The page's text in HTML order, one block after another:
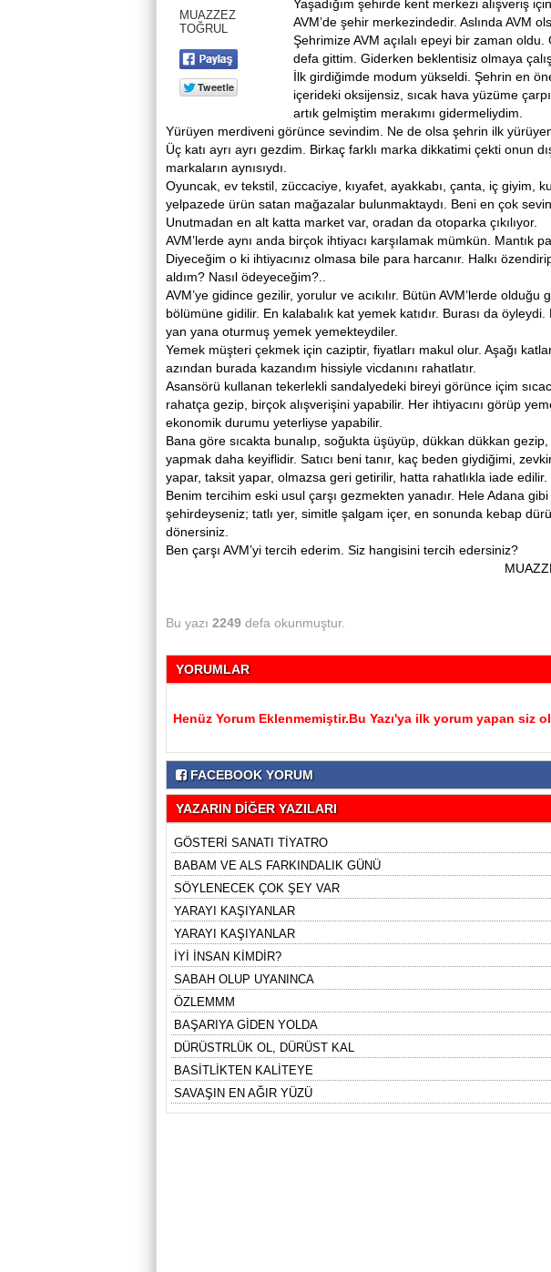
MUAZZEZ
TOĞRUL
Yaşadığım şehirde kent merkezi alışveriş
AVM’de şehir merkezindedir. Aslında AVM
Şehrimize AVM açılalı epeyi bir zaman oldu.
defa gittim. Giderken beklentisiz olmaya
İlk girdiğimde modum yükseldi. Şehrin en
içerideki oksijensiz, sıcak hava yüzüme
artık gelmiştim merakımı gidermeliydim.
Yürüyen merdiveni görünce sevindim. Ne de olsa şehrin ilk
Üç katı ayrı ayrı gezdim. Birkaç farklı marka dikkatimi çekti onun
markaların aynısıydı.
Oyuncak, ev tekstil, züccaciye, kıyafet, ayakkabı, çanta, iç giyim,
yelpazede ürün satan mağazalar bulunmaktaydı. Beni en çok
Unutmadan en alt katta market var, oradan da otoparka çıkılıyor.
AVM’lerde aynı anda birçok ihtiyacı karşılamak mümkün. Mantık
Diyeceğim o ki ihtiyacınız olmasa bile para harcanır. Halkı
aldım? Nasıl ödeyeceğim?..
AVM’ye gidince gezilir, yorulur ve acıkılır. Bütün AVM’lerde
bölümüne gidilir. En kalabalık kat yemek katıdır. Burası da
yan yana oturmuş yemek yemekteydiler.
Yemek müşteri çekmek için caziptir, fiyatları makul olur. Aşağı
azından burada kazandım hissiyle vicdanını rahatlatır.
Asansörü kullanan tekerlekli sandalyedeki bireyi görünce içim
rahatça gezip, birçok alışverişini yapabilir. Her ihtiyacını görüp
ekonomik durumu yeterliyse yapabilir.
Bana göre sıcakta bunalıp, soğukta üşüyüp, dükkan dükkan
yapmak daha keyiflidir. Satıcı beni tanır, kaç beden giydiğimi,
yapar, taksit yapar, olmazsa geri getirilir, hatta rahatlıkla iade edilir.
Benim tercihim eski usul çarşı gezmekten yanadır. Hele Adana
şehirdeyseniz; tatlı yer, simitle şalgam içer, en sonunda kebap
dönersiniz.
Ben çarşı AVM’yi tercih ederim. Siz hangisini tercih edersiniz?
MUAZZEZ
Bu yazı 2249 defa okunmuştur.
YORUMLAR
Henüz Yorum Eklenmemiştir.Bu Yazı'ya ilk yorum yapan siz
FACEBOOK YORUM
YAZARIN DİĞER YAZILARI
GÖSTERİ SANATI TİYATRO
BABAM VE ALS FARKINDALIK GÜNÜ
SÖYLENECEK ÇOK ŞEY VAR
YARAYI KAŞIYANLAR
YARAYI KAŞIYANLAR
İYİ İNSAN KİMDİR?
SABAH OLUP UYANINCA
ÖZLEMMM
BAŞARIYA GİDEN YOLDA
DÜRÜSTRLÜK OL, DÜRÜST KAL
BASİTLİKTEN KALİTEYE
SAVAŞIN EN AĞIR YÜZÜ